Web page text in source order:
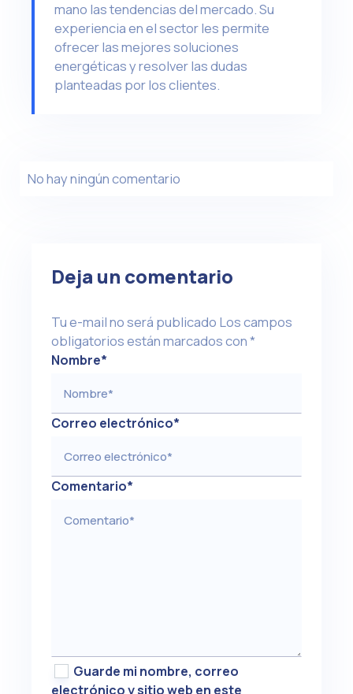
mano las tendencias del mercado. Su
experiencia en el sector les permite
ofrecer las mejores soluciones
energéticas y resolver las dudas
planteadas por los clientes.
No hay ningún comentario
Deja un comentario
Tu e-mail no será publicado Los campos
obligatorios están marcados con*
Nombre*
Correo electrónico*
Comentario*
Guarde mi nombre, correo
electrónico y sitio web en este